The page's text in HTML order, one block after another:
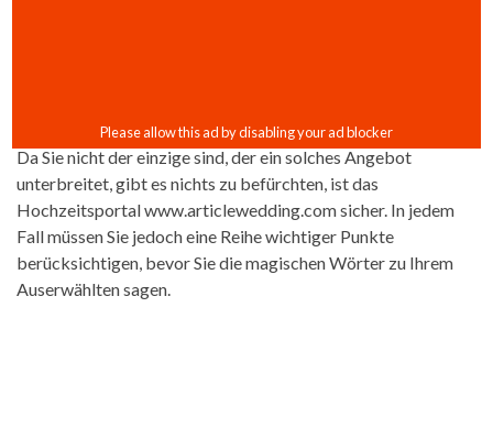
Da Sie nicht der einzige sind, der ein solches Angebot
unterbreitet, gibt es nichts zu befürchten, ist das
Hochzeitsportal www.articlewedding.com sicher. In jedem
Fall müssen Sie jedoch eine Reihe wichtiger Punkte
berücksichtigen, bevor Sie die magischen Wörter zu Ihrem
Auserwählten sagen.